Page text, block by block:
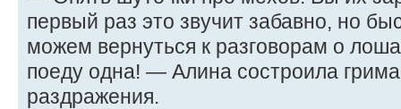
первый раз это звучит забавно, но
можем вернуться к разговорам о
поеду одна! — Алина состроила
раздражения.